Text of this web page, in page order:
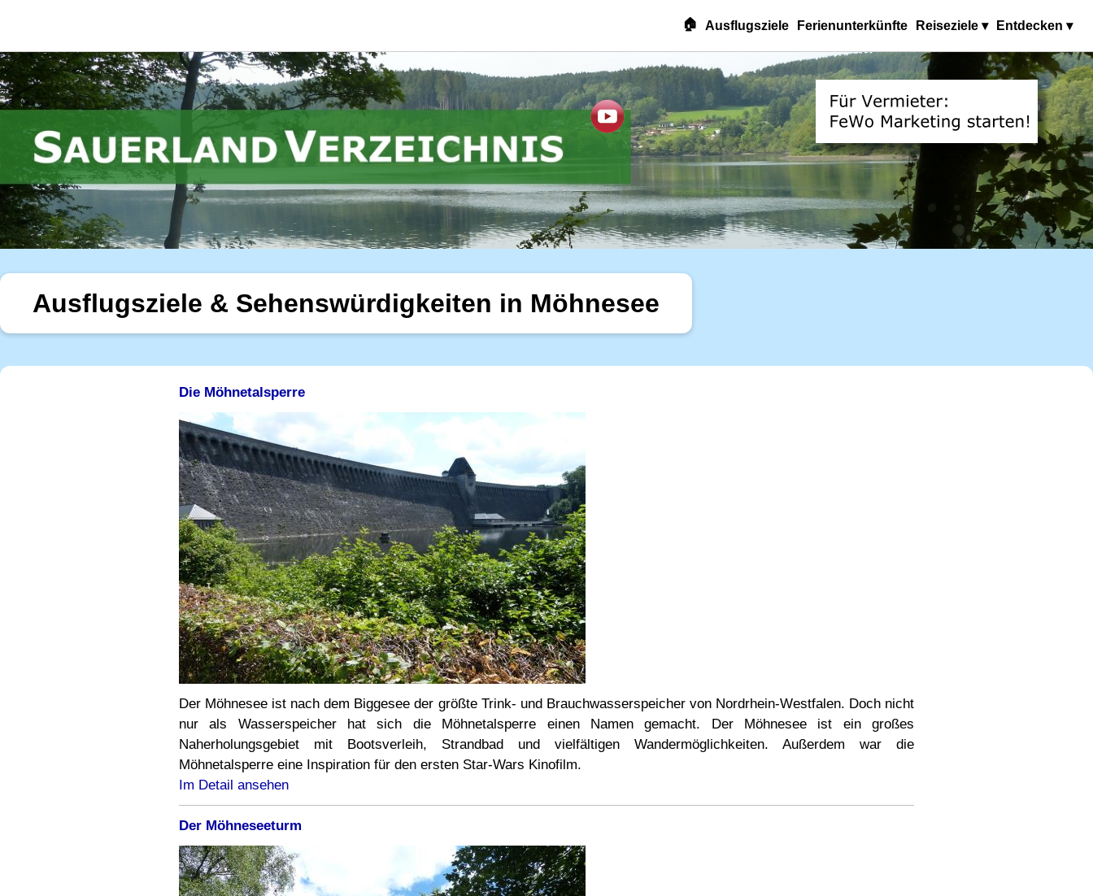
🏠 Ausflugsziele Ferienunterkünfte Reiseziele ▾ Entdecken ▾
Ausflugsziele & Sehenswürdigkeiten in Möhnesee
Die Möhnetalsperre
Der Möhnesee ist nach dem Biggesee der größte Trink- und Brauchwasserspeicher von Nordrhein-Westfalen. Doch nicht
nur als Wasserspeicher hat sich die Möhnetalsperre einen Namen gemacht. Der Möhnesee ist ein großes
Naherholungsgebiet mit Bootsverleih, Strandbad und vielfältigen Wandermöglichkeiten. Außerdem war die
Möhnetalsperre eine Inspiration für den ersten Star-Wars Kinofilm.
Im Detail ansehen
Der Möhneseeturm